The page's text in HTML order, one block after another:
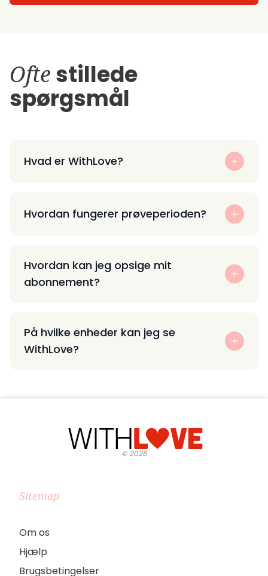
Ofte stillede
spørgsmål
Hvad er WithLove?
Hvordan fungerer prøveperioden?
Hvordan kan jeg opsige mit
abonnement?
På hvilke enheder kan jeg se
WithLove?
©2026
Sitemap
Om os
Hjælp
Brugsbetingelser